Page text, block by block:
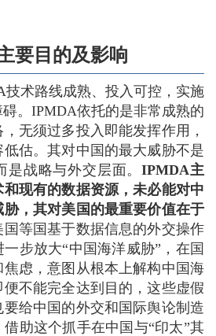
要目的及影响
技术路线成熟、投入可控，实施
。IPMDA依托的是非常成熟的
无须过多投入即能发挥作用，
估。其对中国的最大威胁不是
是战略与外交层面。IPMDA主
现有的数据资源，未必能对中
胁，其对美国的最重要价值在于
国等国基于数据信息的外交操作
步放大“中国海洋威胁”，在国
虑，意图从根本上解构中国海
不能完全达到目的，这些虚假
给中国的外交和国际舆论制造
助这个抓手在中国与“印太”其